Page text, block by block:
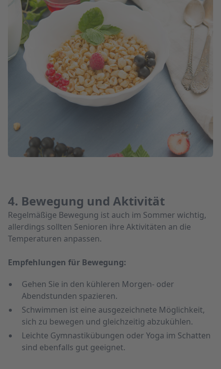
4. Bewegung und Aktivität
Regelmäßige Bewegung ist auch im Sommer wichtig,
allerdings sollten Senioren ihre Aktivitäten an die
Temperaturen anpassen.
Empfehlungen für Bewegung:
Gehen Sie in den kühleren Morgen- oder
Abendstunden spazieren.
Schwimmen ist eine ausgezeichnete Möglichkeit,
sich zu bewegen und gleichzeitig abzukühlen.
Leichte Gymnastikübungen oder Yoga im Schatten
sind ebenfalls gut geeignet.